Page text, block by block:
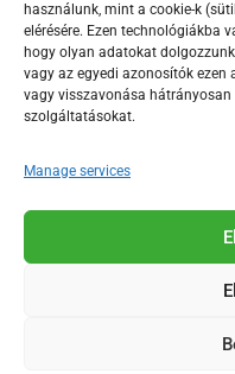
használunk, mint a cookie-k
elérésére. Ezen technológiákba
hogy olyan adatokat
vagy az egyedi azonosítók ezen
vagy visszavonása
szolgáltatásokat.
Manage services
F
a
c
e
o
o
-
Y
o
u
t
b
e
s
T
i
k
Az Érd Média
Médiatanács a Magyar
2018-2026. © Minden jog